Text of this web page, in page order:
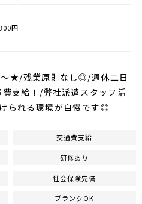
円
★/残業原則なし◎/週休二日
支給！/弊社派遣スタッフ活
られる環境が自慢です◎
交通費支給
研修あり
社会保険完備
ブランクOK